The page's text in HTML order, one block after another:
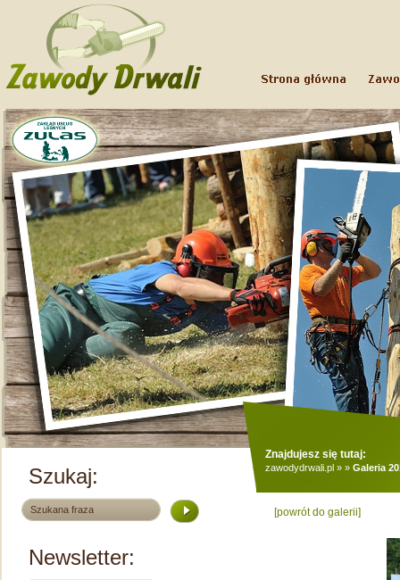
Szukaj:
Newsletter:
Znajdujesz się tutaj:
zawodydrwali.pl » » Galeria
[powrót do galerii]